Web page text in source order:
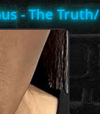
- The Truth/